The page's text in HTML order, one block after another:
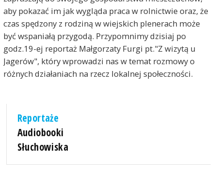
aby pokazać im jak wygląda praca w rolnictwie oraz, że
czas spędzony z rodziną w wiejskich plenerach może
być wspaniałą przygodą. Przypomnimy dzisiaj po
godz.19-ej reportaż Małgorzaty Furgi pt."Z wizytą u
Jagerów", który wprowadzi nas w temat rozmowy o
różnych działaniach na rzecz lokalnej społeczności.
Reportaże
Audiobooki
Słuchowiska